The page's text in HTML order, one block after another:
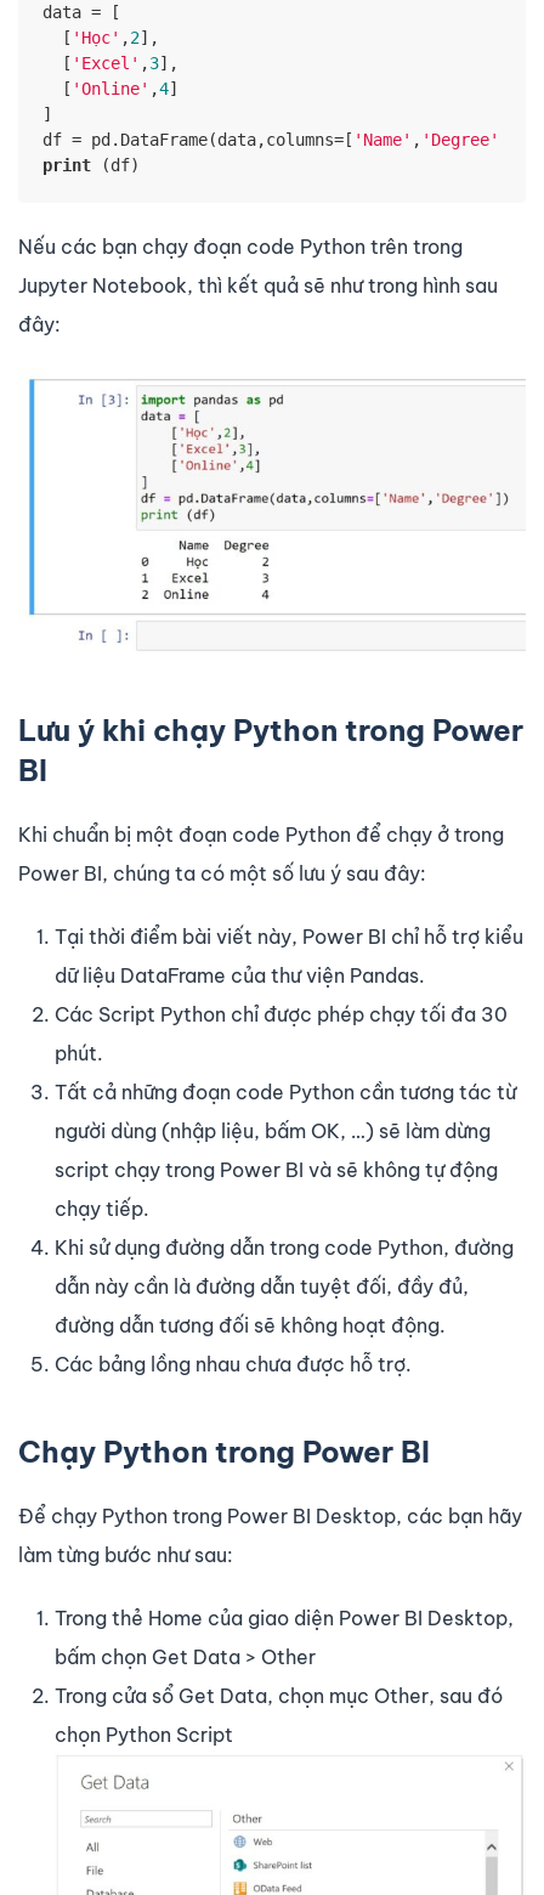
data = [
  [
'Học' ,2],
  [
'Excel' ,3],
  [
'Online' ,4]
]
df = pd.DataFrame(data,columns=[ 'Name' , 'Degree'
print (df)
Nếu các bạn chạy đoạn code Python trên trong
Jupyter Notebook, thì kết quả sẽ như trong hình sau
đây:
Lưu ý khi chạy Python trong Power
BI
Khi chuẩn bị một đoạn code Python để chạy ở trong
Power BI, chúng ta có một số lưu ý sau đây:
Tại thời điểm bài viết này, Power BI chỉ hỗ trợ kiểu
dữ liệu DataFrame của thư viện Pandas.
Các Script Python chỉ được phép chạy tối đa 30
phút.
Tất cả những đoạn code Python cần tương tác từ
người dùng (nhập liệu, bấm OK, …) sẽ làm dừng
script chạy trong Power BI và sẽ không tự động
chạy tiếp.
Khi sử dụng đường dẫn trong code Python, đường
dẫn này cần là đường dẫn tuyệt đối, đầy đủ,
đường dẫn tương đối sẽ không hoạt động.
Các bảng lồng nhau chưa được hỗ trợ.
Chạy Python trong Power BI
Để chạy Python trong Power BI Desktop, các bạn hãy
làm từng bước như sau:
Trong thẻ Home của giao diện Power BI Desktop,
bấm chọn Get Data > Other
Trong cửa sổ Get Data, chọn mục Other, sau đó
chọn Python Script